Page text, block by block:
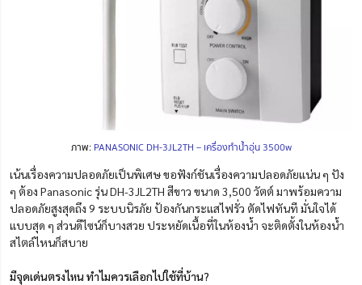
ภาพ: PANASONIC DH-3JL2TH – เครื่องทำน้ำอุ่น 3500w
เน้นเรื่องความปลอดภัยเป็นพิเศษ ขอฟังก์ชันเรื่องความปลอดภัยแน่น ๆ ปัง
ๆ ต้อง Panasonic รุ่น DH-3JL2TH สีขาว ขนาด 3,500 วัตต์ มาพร้อมความ
ปลอดภัยสูงสุดถึง 9 ระบบนิรภัย ป้องกันกระแสไฟรั่ว ตัดไฟทันที มั่นใจได้
แบบสุด ๆ ส่วนดีไซน์ก็บางสวย ประหยัดเนื้อที่ในห้องน้ำ จะติดตั้งในห้องน้ำ
สไตล์ไหนก็สบาย
มีจุดเด่นตรงไหน ทำไมควรเลือกไปใช้ที่บ้าน?